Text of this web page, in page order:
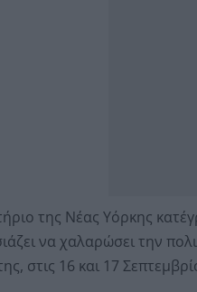
της Νέας Υόρκης
να χαλαρώσει την
στις 16 και 17